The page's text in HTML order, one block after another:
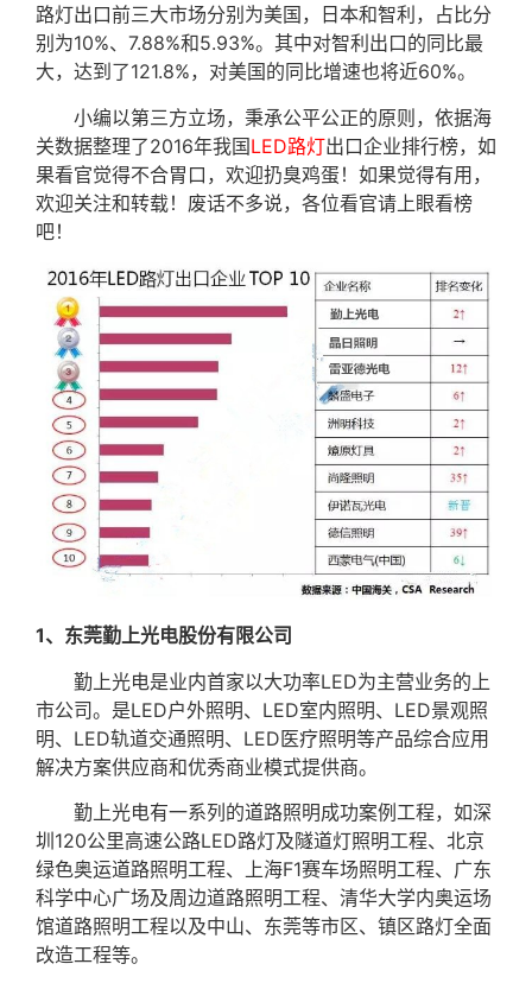
路灯出口前三大市场分别为美国，日本和智利，占比分
别为10%、7.88%和5.93%。其中对智利出口的同比最
大，达到了121.8%，对美国的同比增速也将近60%。
小编以第三方立场，秉承公平公正的原则，依据海
关数据整理了2016年我国LED路灯出口企业排行榜，如
果看官觉得不合胃口，欢迎扔臭鸡蛋！如果觉得有用，
欢迎关注和转载！废话不多说，各位看官请上眼看榜
吧！
1、东莞勤上光电股份有限公司
勤上光电是业内首家以大功率LED为主营业务的上
市公司。是LED户外照明、LED室内照明、LED景观照
明、LED轨道交通照明、LED医疗照明等产品综合应用
解决方案供应商和优秀商业模式提供商。
勤上光电有一系列的道路照明成功案例工程，如深
圳120公里高速公路LED路灯及隧道灯照明工程、北京
绿色奥运道路照明工程、上海F1赛车场照明工程、广东
科学中心广场及周边道路照明工程、清华大学内奥运场
馆道路照明工程以及中山、东莞等市区、镇区路灯全面
改造工程等。